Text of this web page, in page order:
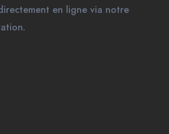
en ligne via notre